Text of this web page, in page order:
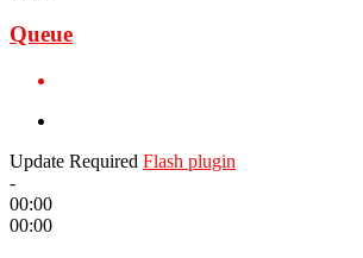
Queue
Update Required Flash plugin
-
00:00
00:00